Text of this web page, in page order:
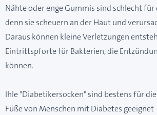
Nähte oder enge Gummis sind schlecht
denn sie scheuern an der Haut und
Daraus können kleine Verletzungen
Eintrittspforte für Bakterien, die
können.
Ihle "Diabetikersocken" sind bestens für
Füße von Menschen mit Diabetes geeignet